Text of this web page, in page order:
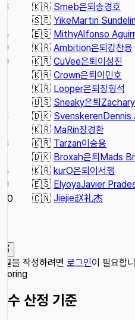
86
🇰🇷 Smeb은퇴 송경호
🇸🇪 YikeMartin Sundelin
88
🇪🇸 MithyAlfonso
89
🇰🇷 Ambition은퇴 강찬용
90
🇰🇷 CuVee은퇴 이성진
🇰🇷 Crown은퇴 이민호
🇰🇷 Looper은퇴 장형석
🇺🇸 Sneaky은퇴
94
🇩🇰 SvenskerenDennis
🇰🇷 MaRin장경환
96
🇰🇷 Tarzan이승용
🇩🇰 Broxah은퇴 Mads
98
🇰🇷 kurO은퇴 이서행
99
🇪🇸 ElyoyaJavier
100
🇨🇳 Jiejie赵礼杰
댓글을 작성하려면 로그인이 필요합
Scoring
점수 산정 기준